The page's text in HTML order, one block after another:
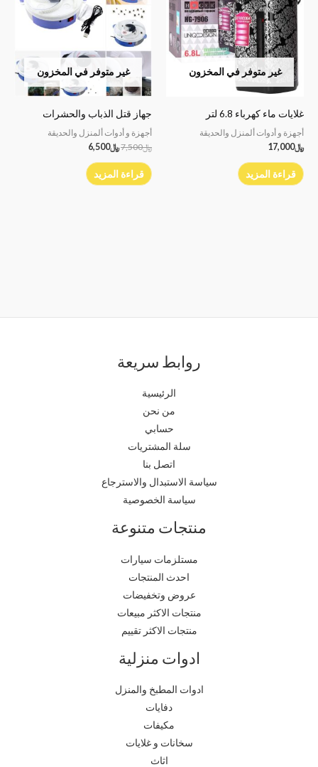
غير متوفر في المخزون
غلايات ماء كهرباء 6.8 لتر
أجهزة و أدوات ألمنزل والحديقة
﷼17,000
قراءة المزيد
غير متوفر في المخزون
جهاز قتل الذباب والحشرات
أجهزة و أدوات ألمنزل والحديقة
﷼7,500﷼6,500
قراءة المزيد
روابط سريعة
الرئيسية
من نحن
حسابي
سلة المشتريات
اتصل بنا
سياسة الاستبدال والاسترجاع
سياسة الخصوصية
منتجات متنوعة
مستلزمات سيارات
احدث المنتجات
عروض وتخفيضات
منتجات الاكثر مبيعات
منتجات الاكثر تقييم
ادوات منزلية
ادوات المطبخ والمنزل
دفايات
مكيفات
سخانات و غلايات
اثاث